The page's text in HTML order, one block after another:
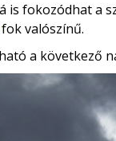
fokozódhat a
fok valószínű.
a következő